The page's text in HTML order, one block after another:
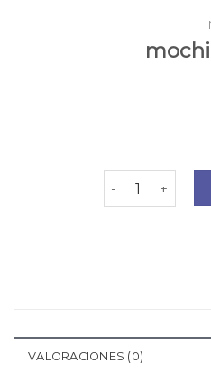
mochila
VALORACIONES (0)